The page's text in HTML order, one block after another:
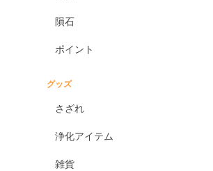
隕石
ポイント
グッズ
さざれ
浄化アイテム
雑貨